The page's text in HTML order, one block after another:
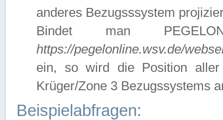
anderes Bezugsssystem
Bindet man
https://pegelonline.wsv.de/
ein, so wird die Position
Krüger/Zone 3 Bezugssystems
Beispielabfragen: